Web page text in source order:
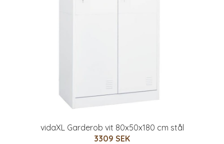
vidaXL Garderob vit 80x50x180 cm stål
3309 SEK